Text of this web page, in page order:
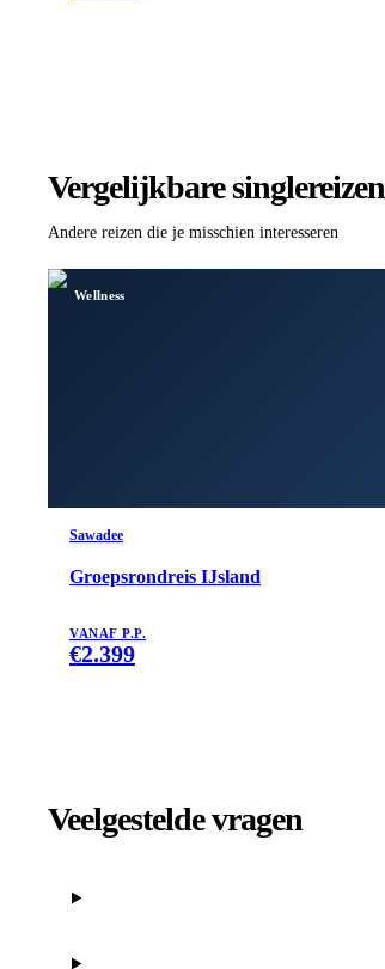
Vergelijkbare singlereizen
Andere reizen die je misschien interesseren
Wellness
Sawadee
Groepsrondreis IJsland
VANAF P.P.
€2.399
Veelgestelde vragen